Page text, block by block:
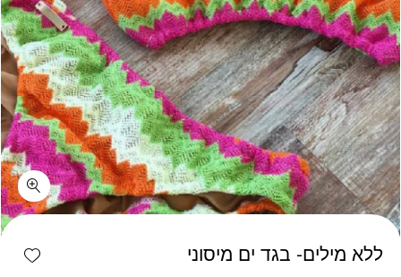
ללא מילים- בגד ים מיסוני
כמות ללא מילים- בגד ים מיסוני